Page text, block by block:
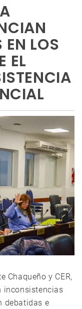
EN LOS
EL
Chaqueño y CER,
inconsistencias
debatidas e